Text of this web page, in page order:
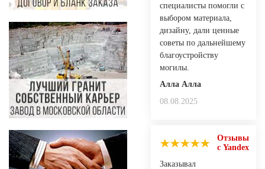
специалисты помогли с
выбором материала,
дизайну, дали ценные
советы по дальнейшему
благоустройству
могилы.
Алла Алла
08.08.2025
Отзывы
с Yandex
Заказывал